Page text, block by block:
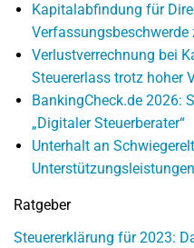
Kapitalabfindung für
Verlustverrechnung bei
Steuererlass trotz hoher
BankingCheck.de 2026:
„Digitaler Steuerberater“
Unterhalt an
Ratgeber
Steuererklärung für 2023: